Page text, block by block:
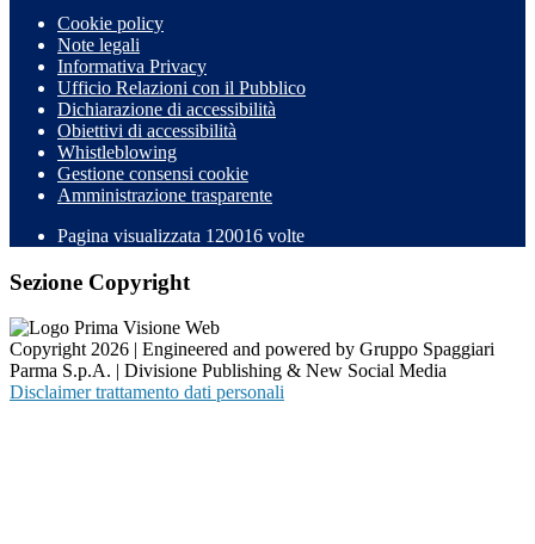
Cookie policy
Note legali
Informativa Privacy
Ufficio Relazioni con il Pubblico
Dichiarazione di accessibilità
Obiettivi di accessibilità
Whistleblowing
Gestione consensi cookie
Amministrazione trasparente
Pagina visualizzata 120016 volte
Sezione Copyright
Copyright 2026 | Engineered and powered by Gruppo Spaggiari
Parma S.p.A. | Divisione Publishing & New Social Media
Disclaimer trattamento dati personali